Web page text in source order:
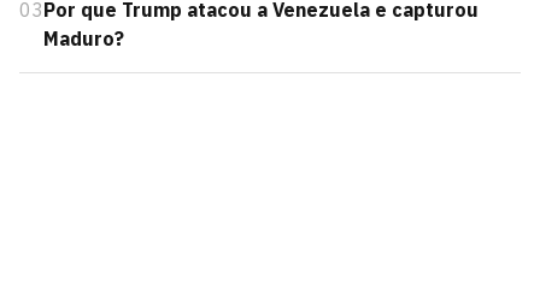
03Por que Trump atacou a Venezuela e capturou
Maduro?